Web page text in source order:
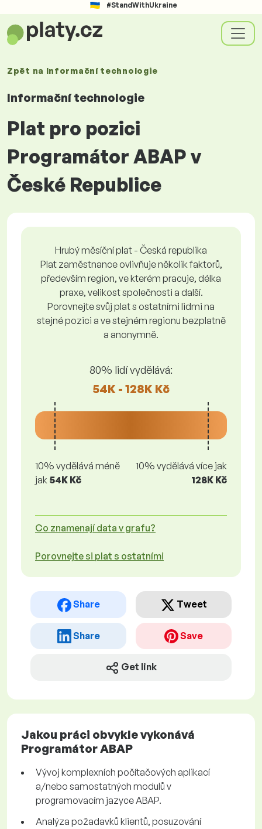
#StandWithUkraine
Zpět na Informační technologie
Informační technologie
Plat pro pozici
Programátor ABAP v
České Republice
Hrubý měsíční plat - Česká republika
Plat zaměstnance ovlivňuje několik faktorů,
především region, ve kterém pracuje, délka
praxe, velikost společnosti a další.
Porovnejte svůj plat s ostatními lidmi na
stejné pozici a ve stejném regionu bezplatně
a anonymně.
80% lidí vydělává:
54K - 128K Kč
10% vydělává méně
jak 54K Kč
10% vydělává více jak
128K Kč
Co znamenají data v grafu?
Porovnejte si plat s ostatními
Share Tweet
Share Save
Get link
Jakou práci obvykle vykonává
Programátor ABAP
Vývoj komplexních počítačových aplikací
a/nebo samostatných modulů v
programovacím jazyce ABAP.
Analýza požadavků klientů, posuzování